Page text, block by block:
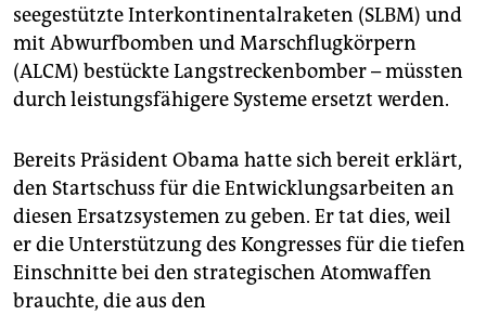
seegestützte Interkontinentalraketen (SLBM) und
mit Abwurfbomben und Marschflugkörpern
(ALCM) bestückte Langstreckenbomber – müssten
durch leistungsfähigere Systeme ersetzt werden.
Bereits Präsident Obama hatte sich bereit erklärt,
den Startschuss für die Entwicklungsarbeiten an
diesen Ersatzsystemen zu geben. Er tat dies, weil
er die Unterstützung des Kongresses für die tiefen
Einschnitte bei den strategischen Atomwaffen
brauchte, die aus den